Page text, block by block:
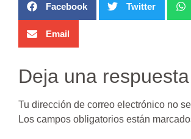
Facebook Twitter
Email
Deja una respuesta
Tu dirección de correo electrónico no
Los campos obligatorios están